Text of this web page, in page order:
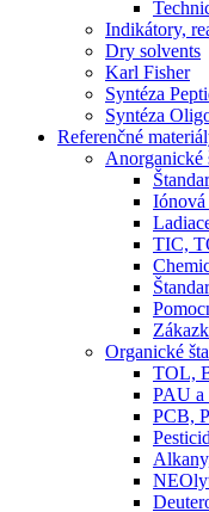
Indikátory,
Dry solvents
Karl Fisher
Syntéza
Syntéza
Referenčné
Anorganické
TIC,
Organické
TOL,
PAU a
PCB,